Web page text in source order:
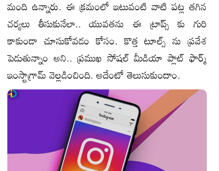
మంది ఉన్నారు. ఈ క్రమంలో ఇటువంటి వాటి పట్ల తగిన
చర్యలు తీసుకునేలా.. యువతను ఈ ట్రాప్స్ కు గురి
కాకుండా చూసుకోవడం కోసం. కొత్త టూల్స్ ను ప్రవేశ
పెడుతున్నాం అని.. ప్రముఖ సోషల్ మీడియా ప్లాట్ ఫార్మ్
ఇంస్టాగ్రామ్ వెల్లడించింది. అదేంటో తెలుసుకుందాం.